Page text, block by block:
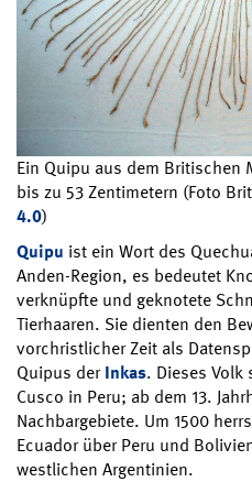
Ein Quipu aus dem Britischen
bis zu 53 Zentimetern (Foto
4.0)
Quipu ist ein Wort des
Anden-Region, es bedeutet
verknüpfte und geknotete
Tierhaaren. Sie dienten den
vorchristlicher Zeit als
Quipus derInkas. Dieses Volk
Cusco in Peru; ab dem 13.
Nachbargebiete. Um 1500
Ecuador über Peru und
westlichen Argentinien.